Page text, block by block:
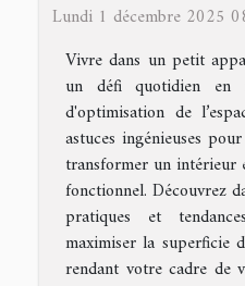
Lundi 1 décembre 2025
Vivre dans un petit
un défi quotidien en
d'optimisation de
astuces ingénieuses
transformer un
fonctionnel. Découvrez
pratiques et
maximiser la superficie
rendant votre cadre de